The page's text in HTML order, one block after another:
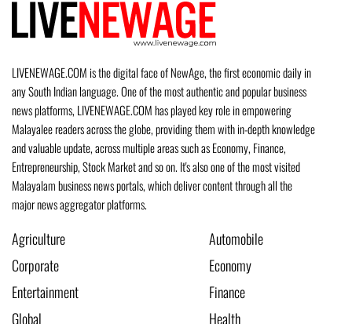
LIVENEWAGE.COM is the digital face of NewAge, the first economic daily in
any South Indian language. One of the most authentic and popular business
news platforms, LIVENEWAGE.COM has played key role in empowering
Malayalee readers across the globe, providing them with in-depth knowledge
and valuable update, across multiple areas such as Economy, Finance,
Entrepreneurship, Stock Market and so on. It's also one of the most visited
Malayalam business news portals, which deliver content through all the
major news aggregator platforms.
Agriculture
Automobile
Corporate
Economy
Entertainment
Finance
Global
Health